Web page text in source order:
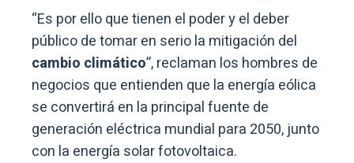
“Es por ello que tienen el poder y el deber
público de tomar en serio la mitigación del
cambio climático”, reclaman los hombres de
negocios que entienden que la energía eólica
se convertirá en la principal fuente de
generación eléctrica mundial para 2050, junto
con la energía solar fotovoltaica.